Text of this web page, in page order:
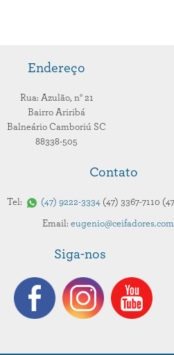
Endereço
Rua: Azulão, n° 21
Bairro Ariribá
Balneário Camboriú SC
88338-505
Contato
Tel: 47 9222-3334 47 3367-7110 47
Email:
Siga-nos